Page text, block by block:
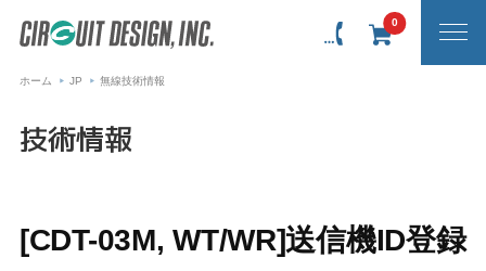
0
ホーム JP 無線技術情報
技術情報
[CDT-03M, WT/WR]送信機ID登録